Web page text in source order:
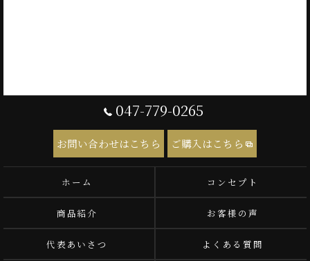
047-779-0265
お問い合わせはこちら ご購入はこちら
ホーム コンセプト
商品紹介 お客様の声
代表あいさつ よくある質問